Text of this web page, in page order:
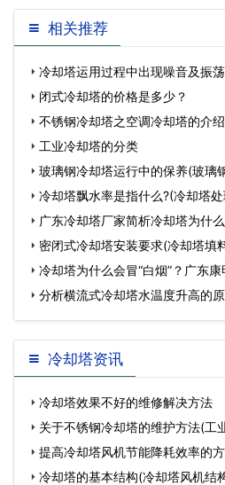
可知道冷却塔的噪音该怎么
处理…
相关推荐
冷却塔运用过程中出现噪音及振
率)闭式冷却塔的价格是多少？
不锈钢冷却塔之空调冷却塔的介
号 工业冷却塔的分类
玻璃钢冷却塔运行中的保养(玻璃
冷却塔飘水率是指什么?(冷却塔
广东冷却塔厂家简析冷却塔为什
家 密闭式冷却塔安装要求(冷却塔填
冷却塔为什么会冒“白烟”？广东
分析横流式冷却塔水温度升高的
规
冷却塔资讯
冷却塔效果不好的维修解决方法
关于不锈钢冷却塔的维护方法(工
… 提高冷却塔风机节能降耗效率的
… 冷却塔的基本结构(冷却塔风机结